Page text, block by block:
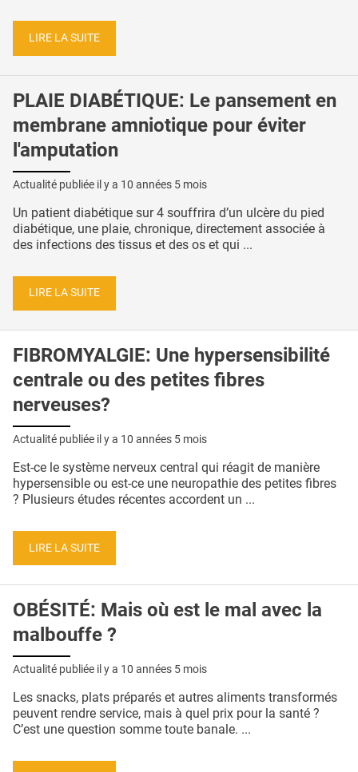
LIRE LA SUITE
PLAIE DIABÉTIQUE: Le pansement en
membrane amniotique pour éviter
l'amputation
Actualité publiée il y a 10 années 5 mois
Un patient diabétique sur 4 souffrira d’un ulcère du pied
diabétique, une plaie, chronique, directement associée à
des infections des tissus et des os et qui ...
LIRE LA SUITE
FIBROMYALGIE: Une hypersensibilité
centrale ou des petites fibres
nerveuses?
Actualité publiée il y a 10 années 5 mois
Est-ce le système nerveux central qui réagit de manière
hypersensible ou est-ce une neuropathie des petites fibres
? Plusieurs études récentes accordent un ...
LIRE LA SUITE
OBÉSITÉ: Mais où est le mal avec la
malbouffe ?
Actualité publiée il y a 10 années 5 mois
Les snacks, plats préparés et autres aliments transformés
peuvent rendre service, mais à quel prix pour la santé ?
C’est une question somme toute banale. ...